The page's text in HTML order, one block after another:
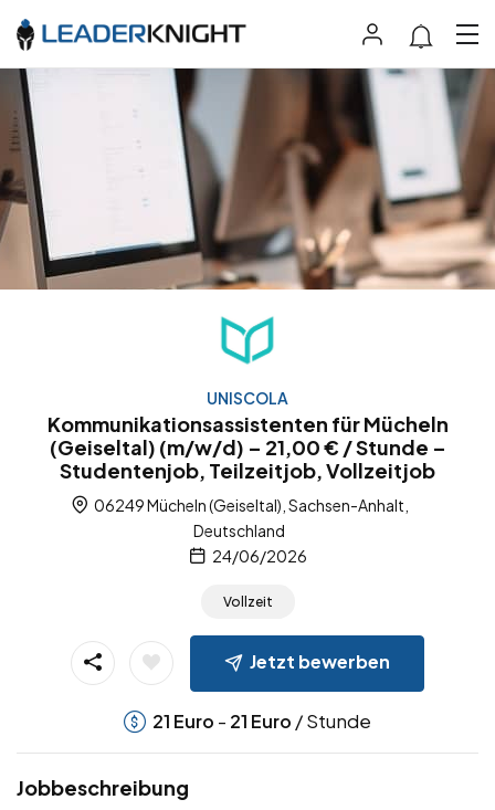
UNISCOLA
Kommunikationsassistenten für Mücheln
(Geiseltal) (m/w/d) – 21,00 € / Stunde –
Studentenjob, Teilzeitjob, Vollzeitjob
06249 Mücheln (Geiseltal), Sachsen-Anhalt,
Deutschland
24/06/2026
Vollzeit
Jetzt bewerben
21 Euro - 21 Euro / Stunde
Jobbeschreibung